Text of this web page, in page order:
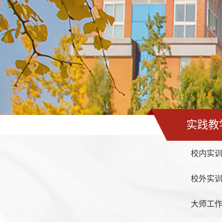
实践教
校内实
校外实
大师工